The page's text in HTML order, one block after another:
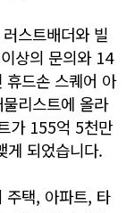
스트배더와 빌
상의 문의와 14
휴드손 스퀘어 아
리스트에 올라
가 155억 5천만
게 되었습니다.
주택, 아파트, 타